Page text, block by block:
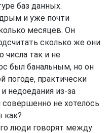
баз данных.
и уже почти
месяцев. Он
сколько же они
числа так и не
был банальным, но он
погоде, практически
недоедания из-за
не хотелось
как?
люди говорят между